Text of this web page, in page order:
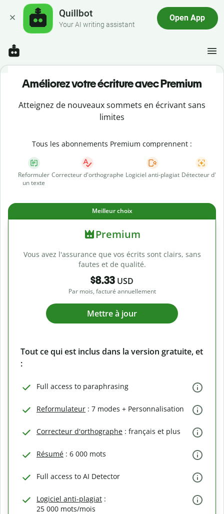
Quillbot
Your AI writing assistant
Open App
Améliorez votre écriture avec Premium
Atteignez de nouveaux sommets en écrivant sans
limites
Tous les abonnements Premium comprennent :
Reformuler
un texte
Correcteur d'orthographe Logiciel anti-plagiat Détecteur d'IA
Meilleur choix
Premium
Vous avez l'assurance que vos écrits sont clairs, sans
fautes et de qualité.
$8.33 USD
Par mois, facturé annuellement
Mettre à jour
Tout ce qui est inclus dans la version gratuite, et
:
Full access to paraphrasing
Reformulateur : 7 modes + Personnalisation
Correcteur d'orthographe : français et plus
Résumé : 6 000 mots
Full access to AI Detector
Logiciel anti-plagiat :
25 000 mots/mois